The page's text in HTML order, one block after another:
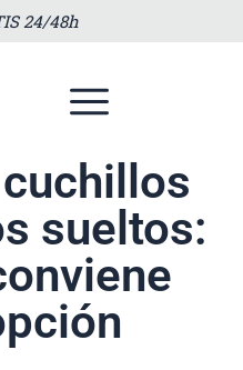
24/48h
sueltos: